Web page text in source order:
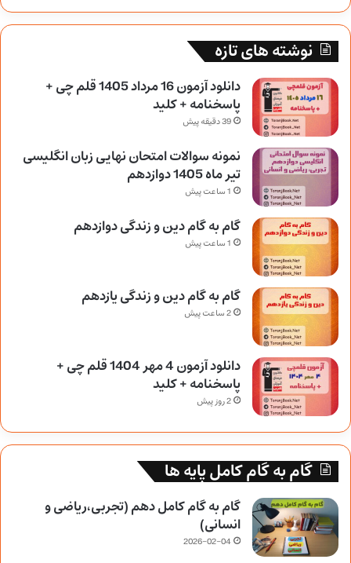
نوشته های تازه
دانلود آزمون 16 مرداد 1405 قلم چی +
پاسخنامه + کلید
39 دقیقه پیش
نمونه سوالات امتحان نهایی زبان انگلیسی
تیر ماه 1405 دوازدهم
1 ساعت پیش
گام به گام دین و زندگی دوازدهم
1 ساعت پیش
گام به گام دین و زندگی یازدهم
2 ساعت پیش
دانلود آزمون 4 مهر 1404 قلم چی +
پاسخنامه + کلید
2 روز پیش
گام به گام کامل پایه ها
گام به گام کامل دهم (تجربی،ریاضی و
انسانی)
2026-02-04